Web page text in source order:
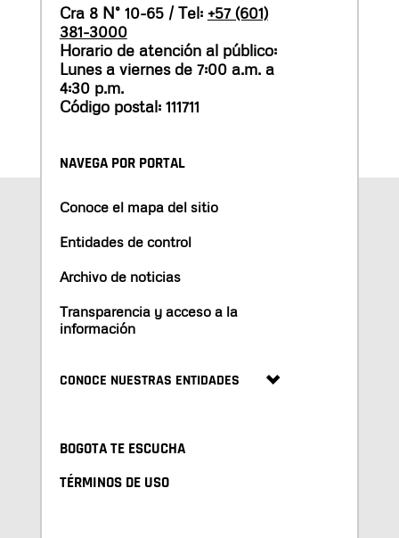
Cra 8 N° 10-65 / Tel: +57 (601)
381-3000
Horario de atención al público:
Lunes a viernes de 7:00 a.m. a
4:30 p.m.
Código postal: 111711
NAVEGA POR PORTAL
Conoce el mapa del sitio
Entidades de control
Archivo de noticias
Transparencia y acceso a la
información
CONOCE NUESTRAS ENTIDADES
BOGOTA TE ESCUCHA
TÉRMINOS DE USO